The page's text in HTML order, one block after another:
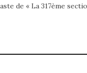
de « La 317ème